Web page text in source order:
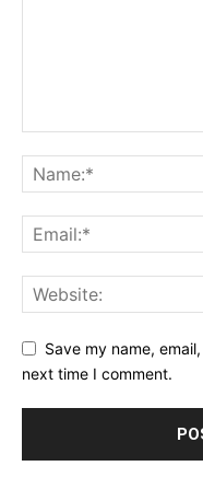
Save my name,
next time I comment.